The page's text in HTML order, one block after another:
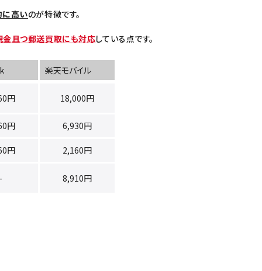
に高いのが特徴です。
且つ郵送買取にも対応している点です。
楽天モバイル
円 18,000円
円 6,930円
円 2,160円
8,910円